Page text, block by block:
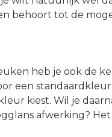
behoort tot de
heb je ook de
een
kiest. Wil je
afwerking?